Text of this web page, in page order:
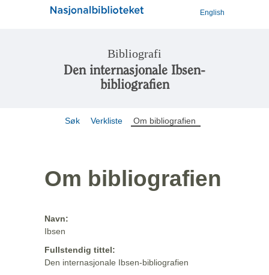
English
Bibliografi
Den internasjonale Ibsen-
bibliografien
Søk Verkliste Om bibliografien
Om bibliografien
Navn:
Ibsen
Fullstendig tittel:
Den internasjonale Ibsen-bibliografien